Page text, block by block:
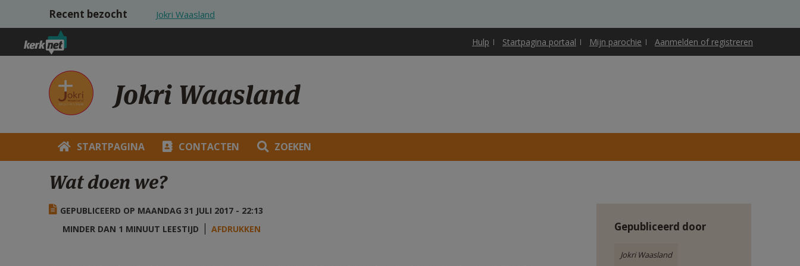
Overslaan en naar de inhoud gaan
Recent bezocht Jokri Waasland
Hulp Startpagina portaal Mijn parochie Aanmelden of registreren
Jokri Waasland
STARTPAGINA CONTACTEN ZOEKEN
Wat doen we?
GEPUBLICEERD OP MAANDAG 31 JULI 2017 - 22:13
MINDER DAN 1 MINUUT LEESTIJD
AFDRUKKEN Gepubliceerd door
Jokri Waasland